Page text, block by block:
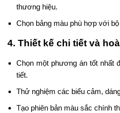
thương hiệu.
Chọn bảng màu phù hợp với
4. Thiết kế chi tiết và
Chọn một phương án tốt nhất
tiết.
Thử nghiệm các biểu cảm,
Tạo phiên bản màu sắc chính